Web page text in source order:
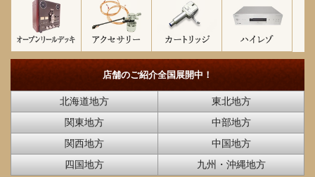
店舗のご紹介全国展開中！
北海道地方
東北地方
関東地方
中部地方
関西地方
中国地方
四国地方
九州・沖縄地方